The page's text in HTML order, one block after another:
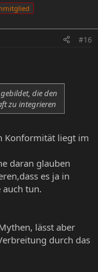
#16
die den
zu integrieren
Konformität liegt im
daran glauben
es ja in
tun.
lässt aber
durch das